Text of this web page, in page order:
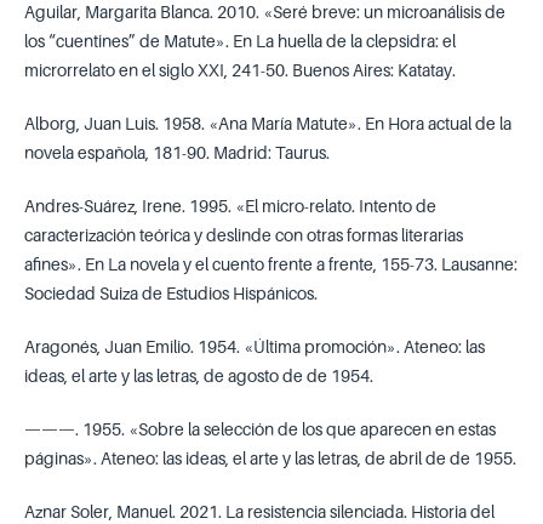
Aguilar, Margarita Blanca. 2010. «Seré breve: un microanálisis de
los “cuentines” de Matute». En La huella de la clepsidra: el
microrrelato en el siglo XXI, 241-50. Buenos Aires: Katatay.
Alborg, Juan Luis. 1958. «Ana María Matute». En Hora actual de la
novela española, 181-90. Madrid: Taurus.
Andres-Suárez, Irene. 1995. «El micro-relato. Intento de
caracterización teórica y deslinde con otras formas literarias
afines». En La novela y el cuento frente a frente, 155-73. Lausanne:
Sociedad Suiza de Estudios Hispánicos.
Aragonés, Juan Emilio. 1954. «Última promoción». Ateneo: las
ideas, el arte y las letras, de agosto de de 1954.
———. 1955. «Sobre la selección de los que aparecen en estas
páginas». Ateneo: las ideas, el arte y las letras, de abril de de 1955.
Aznar Soler, Manuel. 2021. La resistencia silenciada. Historia del